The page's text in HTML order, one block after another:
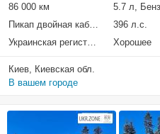
86 000 км 5.7 л,
Пикап двойная кабина
396 л.с.
Украинская регистрация
Хорошее
Киев, Киевская обл.
В вашем городе